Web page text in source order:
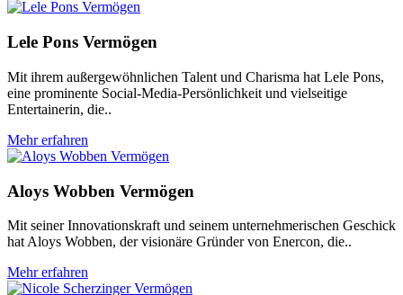
Lele Pons Vermögen
Mit ihrem außergewöhnlichen Talent und Charisma hat Lele Pons,
eine prominente Social-Media-Persönlichkeit und vielseitige
Entertainerin, die..
Mehr erfahren
Aloys Wobben Vermögen
Mit seiner Innovationskraft und seinem unternehmerischen Geschick
hat Aloys Wobben, der visionäre Gründer von Enercon, die..
Mehr erfahren